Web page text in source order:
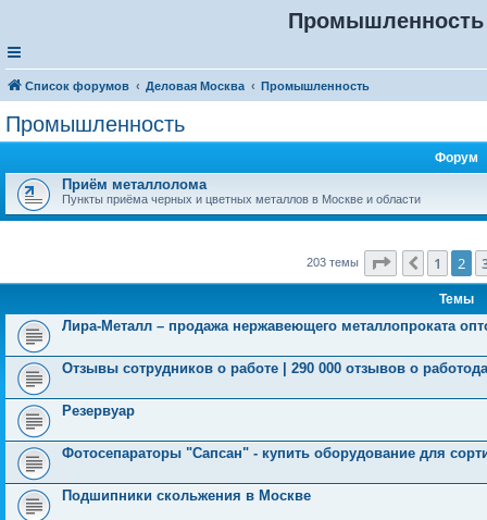
Промышленность
Список форумов Деловая Москва Промышленность
Промышленность
Форум
Приём металлолома
Пункты приёма черных и цветных металлов в Москве и области
203 темы Страница2
Пред.
1 2
Темы
Лира-Металл – продажа нержавеющего металлопроката
Отзывы сотрудников о работе | 290 000 отзывов о
Резервуар
Фотосепараторы "Сапсан" - купить оборудование для
Подшипники скольжения в Москве